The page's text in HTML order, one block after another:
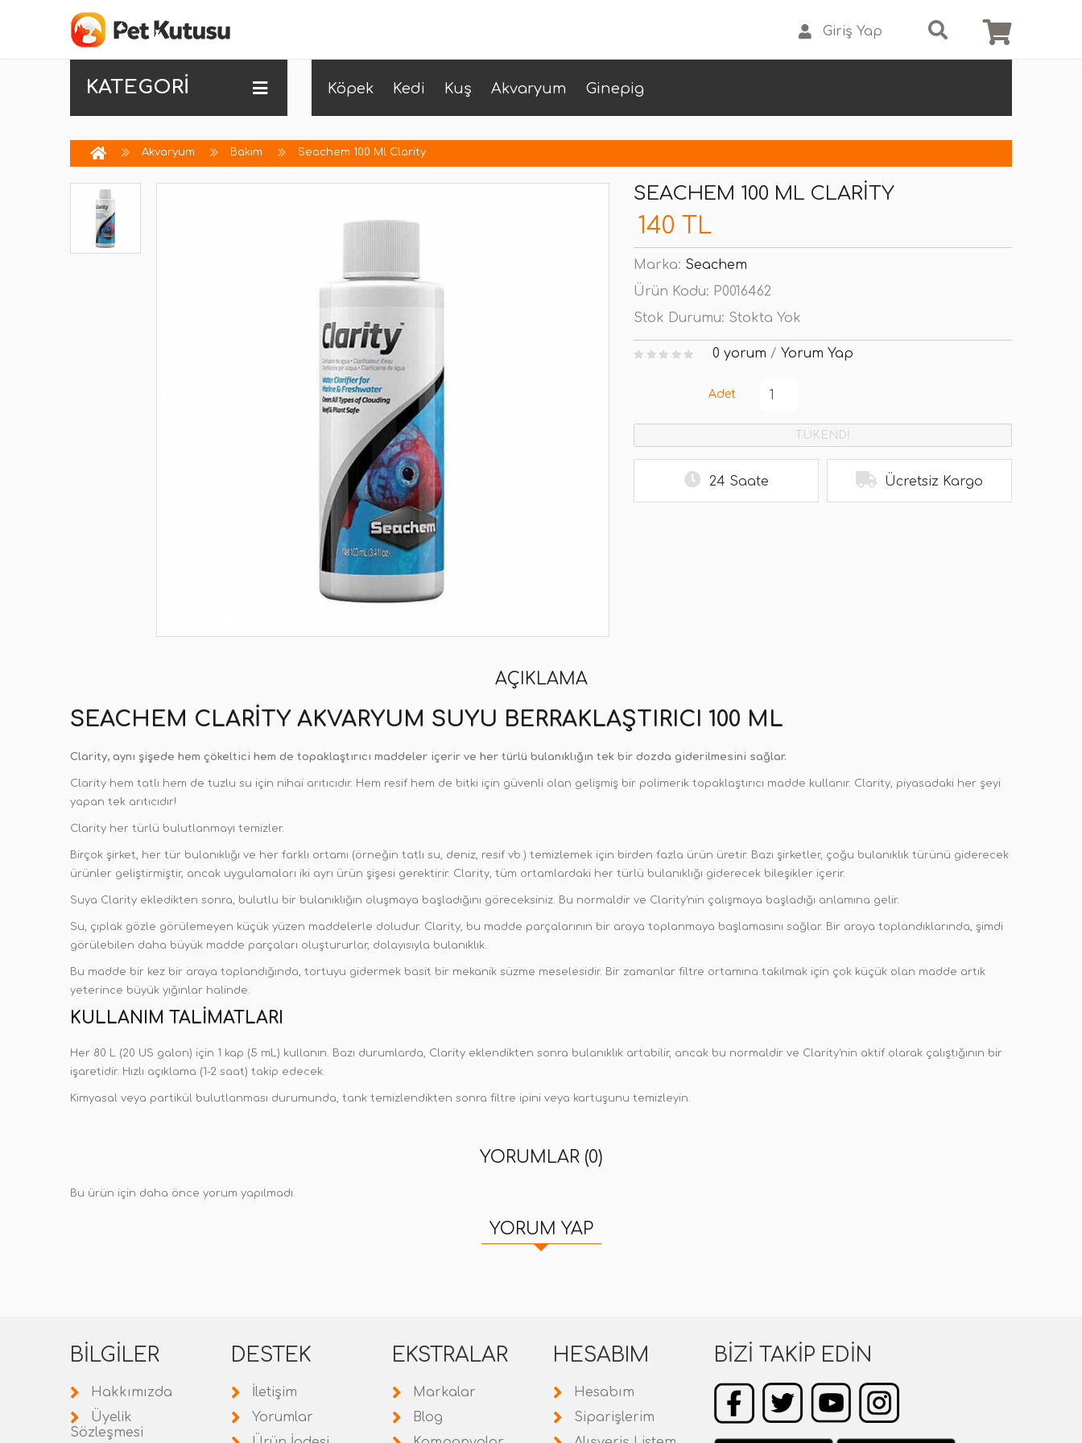
Giriş Yap
KATEGORİ Köpek Kedi Kuş Akvaryum Ginepig
Akvaryum Bakım Seachem 100 Ml Clarity
SEACHEM 100 ML CLARITY
140 TL
Marka: Seachem
Ürün Kodu: P0016462
Stok Durumu: Stokta Yok
0 yorum / Yorum Yap
Adet
TÜKENDİ
24 Saate Ücretsiz Kargo
AÇIKLAMA
SEACHEM CLARITY AKVARYUM SUYU BERRAKLAŞTIRICI 100 ML
Clarity, aynı şişede hem çökeltici hem de topaklaştırıcı maddeler içerir ve her türlü bulanıklığın tek bir dozda giderilmesini sağlar.
Clarity hem tatlı hem de tuzlu su için nihai arıtıcıdır. Hem resif hem de bitki için güvenli olan gelişmiş bir polimerik topaklaştırıcı madde kullanır. Clarity, piyasadaki her şeyi
yapan tek arıtıcıdır!
Clarity her türlü bulutlanmayı temizler.
Birçok şirket, her tür bulanıklığı ve her farklı ortamı (örneğin tatlı su, deniz, resif vb.) temizlemek için birden fazla ürün üretir. Bazı şirketler, çoğu bulanıklık türünü giderecek
ürünler geliştirmiştir, ancak uygulamaları iki ayrı ürün şişesi gerektirir. Clarity, tüm ortamlardaki her türlü bulanıklığı giderecek bileşikler içerir.
Suya Clarity ekledikten sonra, bulutlu bir bulanıklığın oluşmaya başladığını göreceksiniz. Bu normaldir ve Clarity'nin çalışmaya başladığı anlamına gelir.
Su, çıplak gözle görülemeyen küçük yüzen maddelerle doludur. Clarity, bu madde parçalarının bir araya toplanmaya başlamasını sağlar. Bir araya toplandıklarında, şimdi
görülebilen daha büyük madde parçaları oluştururlar, dolayısıyla bulanıklık.
Bu madde bir kez bir araya toplandığında, tortuyu gidermek basit bir mekanik süzme meselesidir. Bir zamanlar filtre ortamına takılmak için çok küçük olan madde artık
yeterince büyük yığınlar halinde.
KULLANIM TALIMATLARI
Her 80 L (20 US galon) için 1 kap (5 mL) kullanın. Bazı durumlarda, Clarity eklendikten sonra bulanıklık artabilir, ancak bu normaldir ve Clarity'nin aktif olarak çalıştığının bir
işaretidir. Hızlı açıklama (1-2 saat) takip edecek.
Kimyasal veya partikül bulutlanması durumunda, tank temizlendikten sonra filtre ipini veya kartuşunu temizleyin.
YORUMLAR (0)
Bu ürün için daha önce yorum yapılmadı.
YORUM YAP
BILGILER
Hakkımızda
Üyelik
Sözleşmesi
DESTEK
İletişim
Yorumlar
EKSTRALAR
Markalar
Blog
HESABIM
Hesabım
Siparişlerim
BIZI TAKIP EDIN